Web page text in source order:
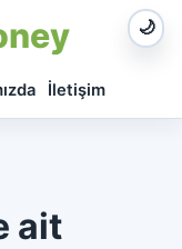
🌙
İletişim
ait